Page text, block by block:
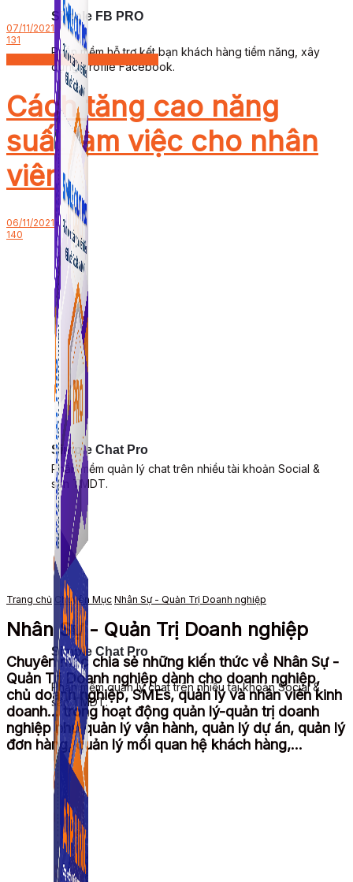
Simple Chat Pro
Phần mềm quản lý chat trên nhiều tài khoản Social &
sàn TMDT.
Simple FB PRO
Phần mềm hỗ trợ kết bạn khách hàng tiềm năng, xây
dựng profile Facebook.
Simple Chat Pro
Phần mềm quản lý chat trên nhiều tài khoản Social &
sàn TMDT.
07/11/2021
131
Nhân Sự - Quản Trị Doanh nghiệp
Cách tăng cao năng
suất làm việc cho nhân
viên
06/11/2021
140
Trang chủ Chuyên Mục Nhân Sự - Quản Trị Doanh nghiệp
Nhân Sự - Quản Trị Doanh nghiệp
Chuyên mục chia sẻ những kiến thức về Nhân Sự -
Quản Trị Doanh nghiệp dành cho doanh nghiệp,
chủ doanh nghiệp, SMEs, quản lý và nhân viên kinh
doanh... trong hoạt động quản lý-quản trị doanh
nghiệp như quản lý vận hành, quản lý dự án, quản lý
đơn hàng, quản lý mối quan hệ khách hàng,...